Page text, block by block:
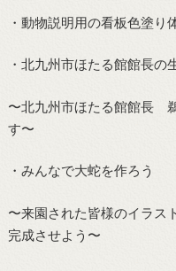
・動物説明用の看板色塗り
・北九州市ほたる館館長の
〜北九州市ほたる館館長
す〜
・みんなで大蛇を作ろう
〜来園された皆様のイラス
完成させよう〜